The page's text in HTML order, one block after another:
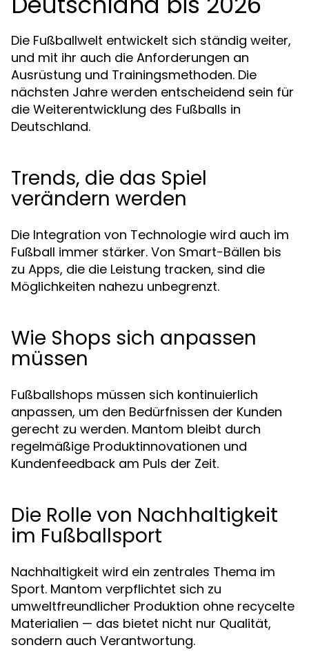
Die Fußballwelt entwickelt sich ständig weiter,
und mit ihr auch die Anforderungen an
Ausrüstung und Trainingsmethoden. Die
nächsten Jahre werden entscheidend sein für
die Weiterentwicklung des Fußballs in
Deutschland.
Trends, die das Spiel
verändern werden
Die Integration von Technologie wird auch im
Fußball immer stärker. Von Smart-Bällen bis
zu Apps, die die Leistung tracken, sind die
Möglichkeiten nahezu unbegrenzt.
Wie Shops sich anpassen
müssen
Fußballshops müssen sich kontinuierlich
anpassen, um den Bedürfnissen der Kunden
gerecht zu werden. Mantom bleibt durch
regelmäßige Produktinnovationen und
Kundenfeedback am Puls der Zeit.
Die Rolle von Nachhaltigkeit
im Fußballsport
Nachhaltigkeit wird ein zentrales Thema im
Sport. Mantom verpflichtet sich zu
umweltfreundlicher Produktion ohne recycelte
Materialien — das bietet nicht nur Qualität,
sondern auch Verantwortung.